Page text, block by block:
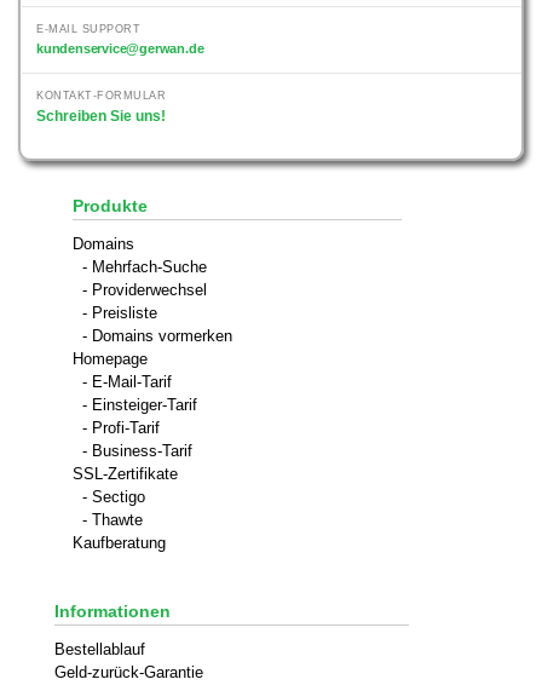
E-MAIL SUPPORT
kundenservice@gerwan.de
KONTAKT-FORMULAR
Schreiben Sie uns!
Produkte
Domains
- Mehrfach-Suche
- Providerwechsel
- Preisliste
- Domains vormerken
Homepage
- E-Mail-Tarif
- Einsteiger-Tarif
- Profi-Tarif
- Business-Tarif
SSL-Zertifikate
- Sectigo
- Thawte
Kaufberatung
Informationen
Bestellablauf
Geld-zurück-Garantie